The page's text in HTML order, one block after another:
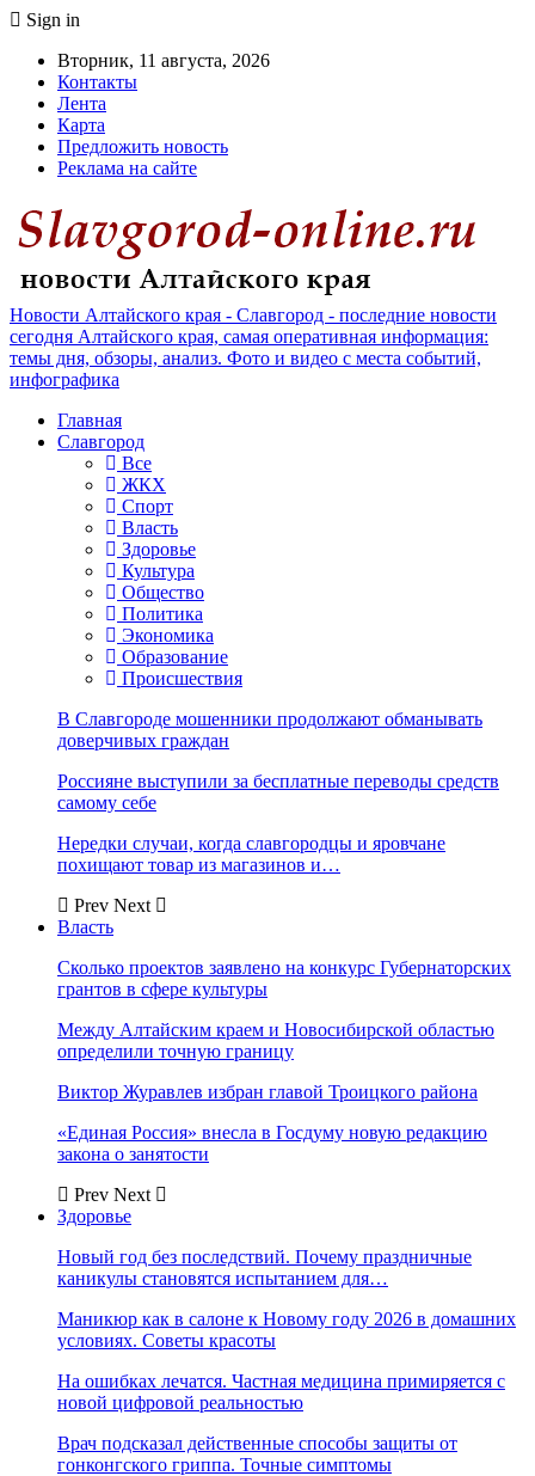
Sign in
Вторник, 11 августа, 2026
Контакты
Лента
Карта
Предложить новость
Реклама на сайте
Новости Алтайского края - Славгород - последние новости
сегодня Алтайского края, самая оперативная информация:
темы дня, обзоры, анализ. Фото и видео с места событий,
инфографика
Главная
Славгород
Все
ЖКХ
Спорт
Власть
Здоровье
Культура
Общество
Политика
Экономика
Образование
Происшествия
В Славгороде мошенники продолжают обманывать
доверчивых граждан
Россияне выступили за бесплатные переводы средств
самому себе
Нередки случаи, когда славгородцы и яровчане
похищают товар из магазинов и…
Prev Next
Власть
Сколько проектов заявлено на конкурс Губернаторских
грантов в сфере культуры
Между Алтайским краем и Новосибирской областью
определили точную границу
Виктор Журавлев избран главой Троицкого района
«Единая Россия» внесла в Госдуму новую редакцию
закона о занятости
Prev Next
Здоровье
Новый год без последствий. Почему праздничные
каникулы становятся испытанием для…
Маникюр как в салоне к Новому году 2026 в домашних
условиях. Советы красоты
На ошибках лечатся. Частная медицина примиряется с
новой цифровой реальностью
Врач подсказал действенные способы защиты от
гонконгского гриппа. Точные симптомы